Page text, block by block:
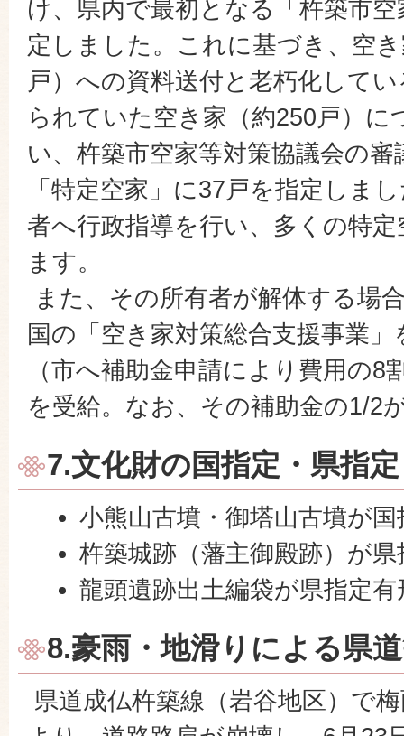
け、県内で最初となる「杵築市
定しました。これに基づき、空
戸）への資料送付と老朽化して
られていた空き家（約250戸）に
い、杵築市空家等対策協議会の
「特定空家」に37戸を指定しま
者へ行政指導を行い、多くの特
ます。
また、その所有者が解体する場
国の「空き家対策総合支援事業
（市へ補助金申請により費用の8
を受給。なお、その補助金の1/2
7.文化財の国指定・県指定
小熊山古墳・御塔山古墳が
杵築城跡（藩主御殿跡）が
龍頭遺跡出土編袋が県指定
8.豪雨・地滑りによる県
県道成仏杵築線（岩谷地区）で